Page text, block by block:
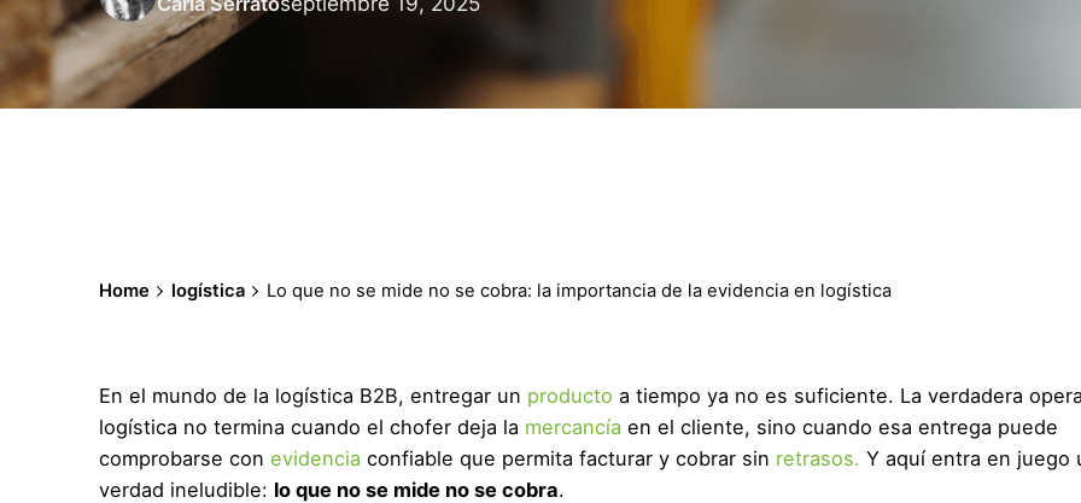
Home logística Lo que no se mide no se cobra: la importancia de la evidencia en logística
En el mundo de la logística B2B, entregar un producto a tiempo ya no es suficiente. La verdadera
logística no termina cuando el chofer deja la mercancía en el cliente, sino cuando esa entrega puede
comprobarse con evidencia confiable que permita facturar y cobrar sin retrasos. Y aquí entra en juego
verdad ineludible: lo que no se mide no se cobra.